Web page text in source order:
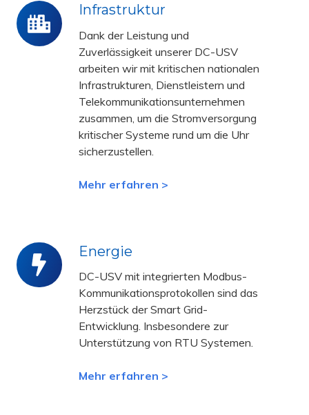
Infrastruktur
Dank der Leistung und
Zuverlässigkeit unserer DC-USV
arbeiten wir mit kritischen nationalen
Infrastrukturen, Dienstleistern und
Telekommunikationsunternehmen
zusammen, um die Stromversorgung
kritischer Systeme rund um die Uhr
sicherzustellen.
Mehr erfahren >
Infrastruktur
Energie
DC-USV mit integrierten Modbus-
Kommunikationsprotokollen sind das
Herzstück der Smart Grid-
Entwicklung. Insbesondere zur
Unterstützung von RTU Systemen.
Mehr erfahren >
Energie